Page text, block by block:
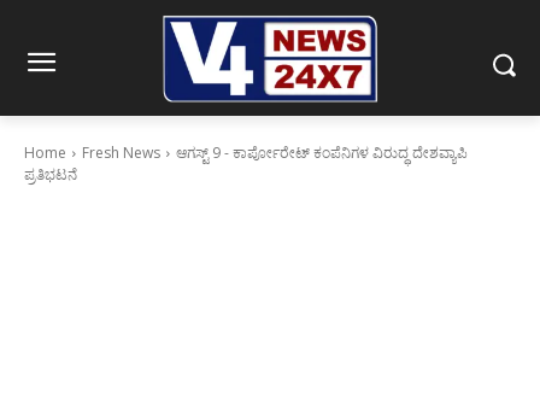
Home Fresh News
ಆಗಸ್ಟ್ 9 - ಕಾರ್ಪೋರೇಟ್ ಕಂಪೆನಿಗಳ ವಿರುದ್ಧ ದೇಶವ್ಯಾಪಿ
ಪ್ರತಿಭಟನೆ